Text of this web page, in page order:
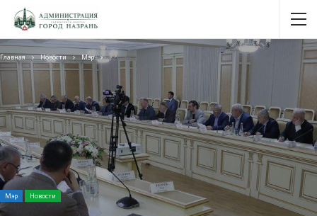
Главная Новости Мэр
Мэр Новости